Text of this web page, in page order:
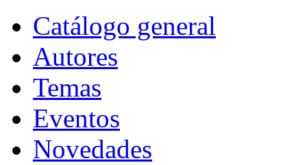
Catálogo general
Autores
Temas
Eventos
Novedades